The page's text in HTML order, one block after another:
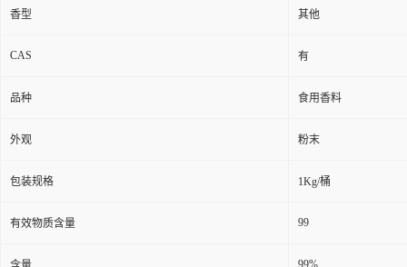
香型 其他
CAS 有
品种 食用香料
外观 粉末
包装规格 1Kg/桶
有效物质含量 99
99%